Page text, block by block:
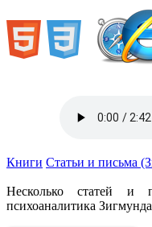
Книги Статьи и письма
Несколько статей и
психоаналитика